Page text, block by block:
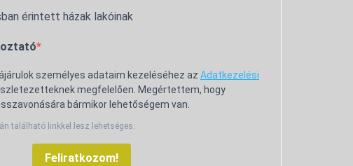
érintett házak lakóinak
személyes adataim kezeléséhez az Adatkezelési
megfelelően. Megértettem, hogy
bármikor lehetőségem van.
található linkkel lesz lehetséges.
Feliratkozom!